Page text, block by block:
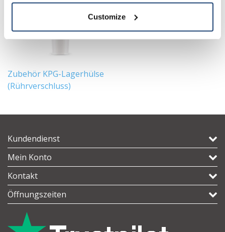
Customize
Zubehör KPG-Lagerhülse
(Rührverschluss)
Kundendienst
Mein Konto
Kontakt
Öffnungszeiten